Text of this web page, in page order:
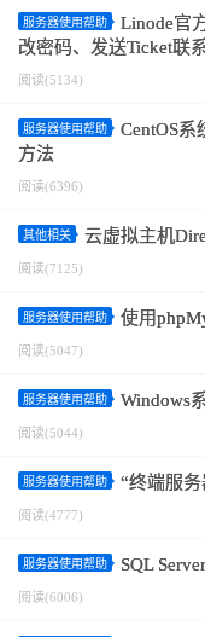
服务器使用帮助
Linode官
改密码、发送Ticket联
阅读(5134)
服务器使用帮助
CentOS系
方法
阅读(6396)
其他相关 云虚拟主机
阅读(7125)
服务器使用帮助 使用
阅读(5047)
服务器使用帮助 Windows
阅读(5044)
服务器使用帮助 “终端服
阅读(4777)
服务器使用帮助 SQL
阅读(6006)